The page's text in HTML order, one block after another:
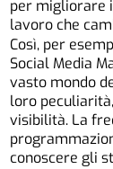
per migliorare
lavoro che
Così, per
Social Media
vasto mondo
loro
visibilità. La
conoscere gli